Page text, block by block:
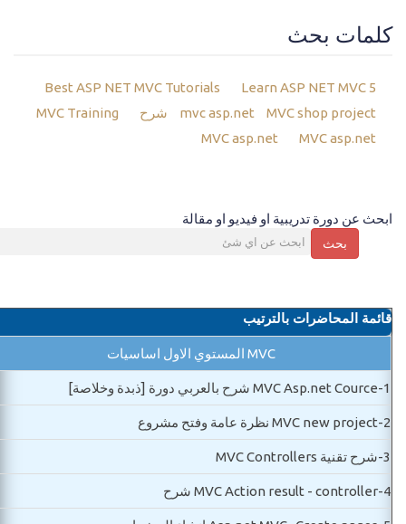
كلمات بحث
Best ASP NET MVC Tutorials
Learn ASP NET MVC 5
mvc asp.net
MVC shop project شرح
MVC asp.net
MVC asp.net
ابحث عن دورة تدريبية او فيديو او مقالة
بحث
قائمة المحاضرات بالترتيب
MVC المستوي الاول اساسيات
1- MVC Asp.net Cource شرح بالعربي دورة [ذبدة وخلاصة]
2- MVC new project نظرة عامة وفتح مشروع
3- شرح تقنية MVC Controllers
4- MVC Action result - controller شرح